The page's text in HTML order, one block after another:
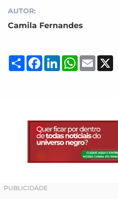
AUTOR:
Camila Fernandes
Compartilhar
Facebook
LinkedInWhatsApp
Email